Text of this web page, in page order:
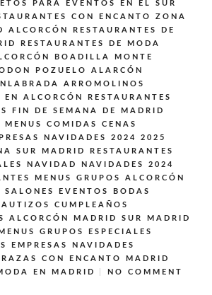
PARA EVENTOS EN EL SUR
CON ENCANTO ZONA
ALCORCÓN
RESTAURANTES DE
RESTAURANTES DE MODA
BOADILLA MONTE
POZUELO ALARCÓN
ARROMOLINOS
EN ALCORCÓN
RESTAURANTES
FIN DE SEMANA DE MADRID
MENUS COMIDAS CENAS
NAVIDADES 2024 2025
SUR MADRID
RESTAURANTES
NAVIDAD NAVIDADES 2024
MENUS GRUPOS ALCORCÓN
SALONES EVENTOS BODAS
CUMPLEAÑOS
ALCORCÓN MADRID SUR MADRID
GRUPOS ESPECIALES
EMPRESAS NAVIDADES
CON ENCANTO MADRID
EN MADRID
NO COMMENT